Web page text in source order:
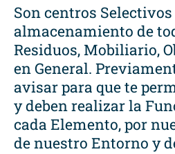
Son centros Selectivos
almacenamiento de
Residuos, Mobiliario,
en General.
avisar para que te
y deben realizar la
cada Elemento, por
de nuestro Entorno y